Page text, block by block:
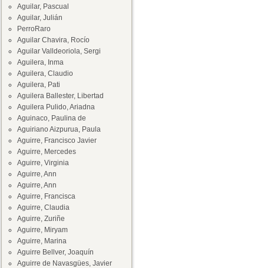
Aguilar, Pascual
Aguilar, Julián
PerroRaro
Aguilar Chavira, Rocío
Aguilar Valldeoriola, Sergi
Aguilera, Inma
Aguilera, Claudio
Aguilera, Pati
Aguilera Ballester, Libertad
Aguilera Pulido, Ariadna
Aguinaco, Paulina de
Aguiriano Aizpurua, Paula
Aguirre, Francisco Javier
Aguirre, Mercedes
Aguirre, Virginia
Aguirre, Ann
Aguirre, Ann
Aguirre, Francisca
Aguirre, Claudia
Aguirre, Zuriñe
Aguirre, Miryam
Aguirre, Marina
Aguirre Bellver, Joaquín
Aguirre de Navasgües, Javier